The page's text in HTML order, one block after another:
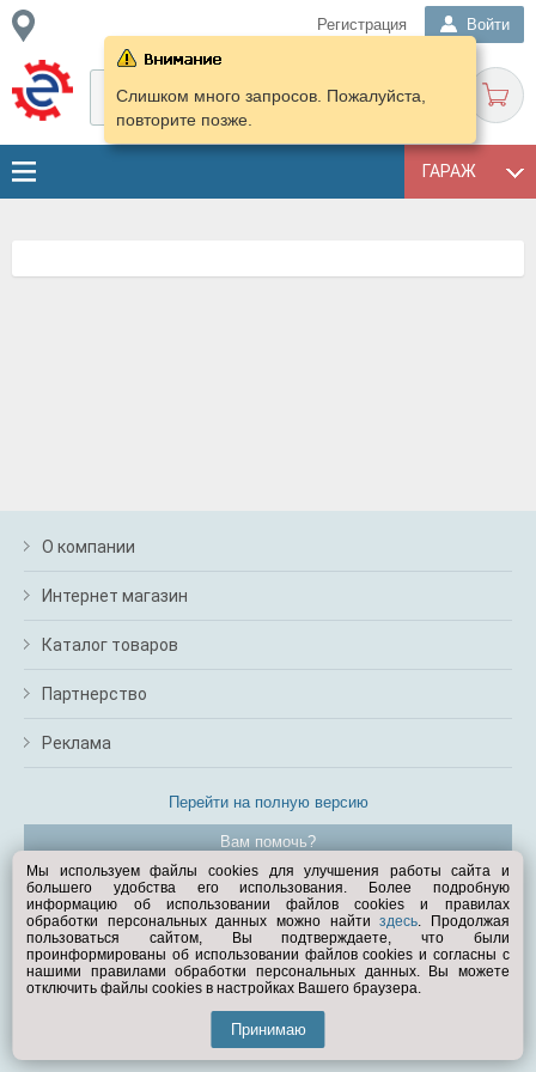
Регистрация Войти
ГАРАЖ
Слишком много запросов. Пожалуйста,
повторите позже.
О компании
Интернет магазин
Каталог товаров
Партнерство
Реклама
Перейти на полную версию
Вам помочь?
© Exist.ru 1998—2026
Мы используем файлы cookies для улучшения работы сайта и
большего удобства его использования. Более подробную
информацию об использовании файлов cookies и правилах
обработки персональных данных можно найтиздесь. Продолжая
пользоваться сайтом, Вы подтверждаете, что были
проинформированы об использовании файлов cookies и согласны с
нашими правилами обработки персональных данных. Вы можете
отключить файлы cookies в настройках Вашего браузера.
Принимаю